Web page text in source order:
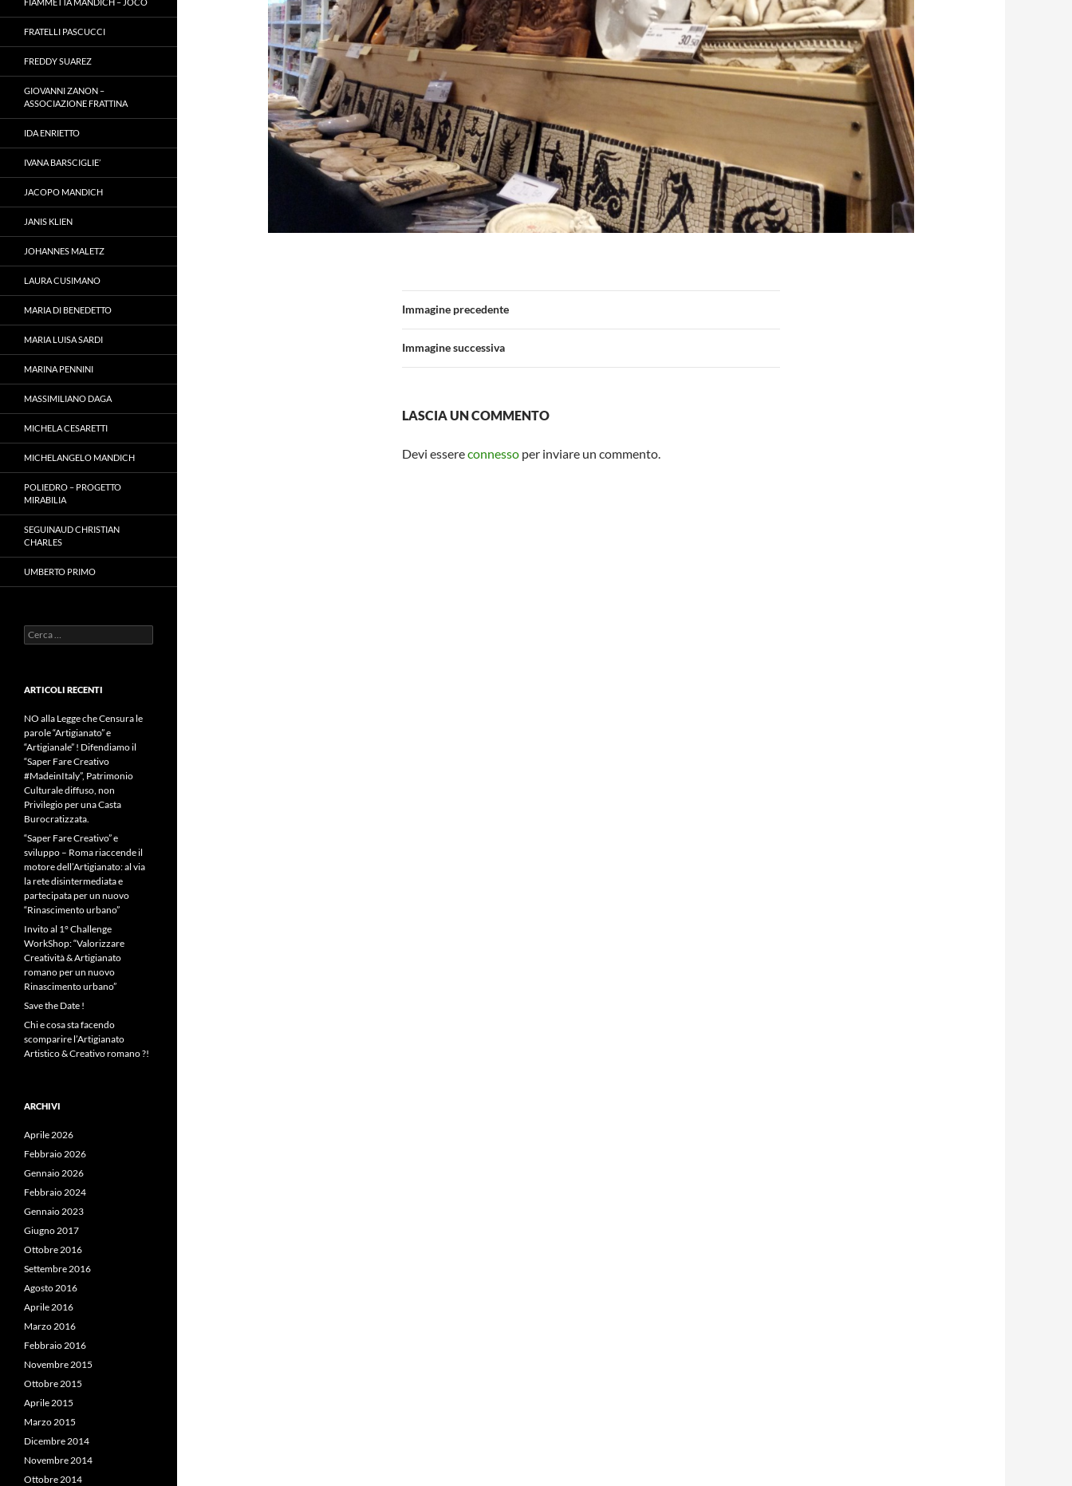
Immagine precedente
Immagine successiva
LASCIA UN COMMENTO
Devi essereconnesso per inviare un commento.
FRATELLI PASCUCCI
FREDDY SUAREZ
GIOVANNI ZANON –
ASSOCIAZIONE FRATTINA
IDA ENRIETTO
IVANA BARSCIGLIE’
JACOPO MANDICH
JANIS KLIEN
JOHANNES MALETZ
LAURA CUSIMANO
MARIA DI BENEDETTO
MARIA LUISA SARDI
MARINA PENNINI
MASSIMILIANO DAGA
MICHELA CESARETTI
MICHELANGELO MANDICH
POLIEDRO – PROGETTO
MIRABILIA
SEGUINAUD CHRISTIAN
CHARLES
UMBERTO PRIMO
Ricerca
per:
ARTICOLI RECENTI
NO alla Legge che Censura le
parole “Artigianato” e
“Artigianale” ! Difendiamo il
“Saper Fare Creativo
#MadeinItaly”, Patrimonio
Culturale diffuso, non
Privilegio per una Casta
Burocratizzata.
“Saper Fare Creativo” e
sviluppo – Roma riaccende il
motore dell’Artigianato: al via
la rete disintermediata e
partecipata per un nuovo
“Rinascimento urbano”
Invito al 1° Challenge
WorkShop: “Valorizzare
Creatività & Artigianato
romano per un nuovo
Rinascimento urbano”
Save the Date !
Chi e cosa sta facendo
scomparire l’Artigianato
Artistico & Creativo romano ?!
ARCHIVI
Aprile 2026
Febbraio 2026
Gennaio 2026
Febbraio 2024
Gennaio 2023
Giugno 2017
Ottobre 2016
Settembre 2016
Agosto 2016
Aprile 2016
Marzo 2016
Febbraio 2016
Novembre 2015
Ottobre 2015
Aprile 2015
Marzo 2015
Dicembre 2014
Novembre 2014
Ottobre 2014